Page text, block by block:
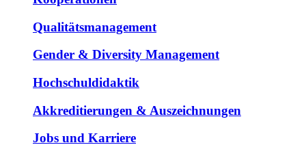
Qualitätsmanagement
Gender & Diversity Management
Hochschuldidaktik
Akkreditierungen & Auszeichnungen
Jobs und Karriere